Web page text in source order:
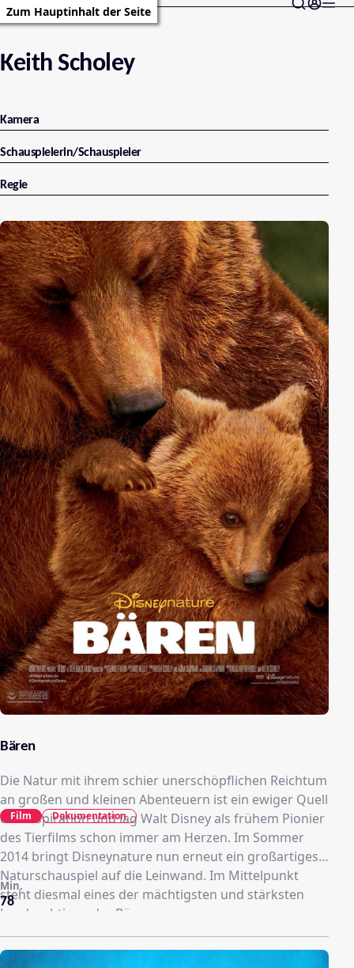
Zum Hauptinhalt der Seite
Keith Scholey
Kamera
Schauspielerin/Schauspieler
Regie
Bären
Die Natur mit ihrem schier unerschöpflichen Reichtum
an großen und kleinen Abenteuern ist ein ewiger Quell
der Inspiration und lag Walt Disney als frühem Pionier
des Tierfilms schon immer am Herzen. Im Sommer
2014 bringt Disneynature nun erneut ein großartiges
Naturschauspiel auf die Leinwand. Im Mittelpunkt
steht diesmal eines der mächtigsten und stärksten
Landraubtiere: der Bär.
78
Min.
Film Dokumentation